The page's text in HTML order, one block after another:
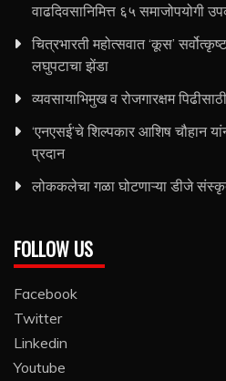
वाढदिवसानिमित्त ६५ समाजोपयोगी
चित्रभारती महोत्सवात ‘कूस’
लघुपटाचा झेंडा
व्यवसायाभिमुख व रोजगारक्षम
‘एनएसई’चे शिल्पकार आशिष चौहान
प्रदान
लोककलेचा गळा घोटणाऱ्या डीजे
FOLLOW US
Facebook
Twitter
Linkedin
Youtube